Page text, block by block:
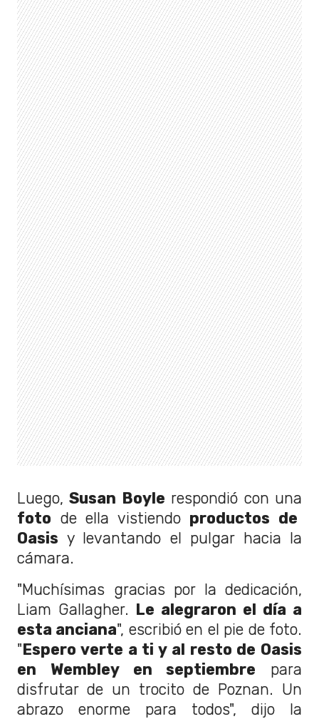
Luego,Susan Boyle respondió con una
foto de ella vistiendo productos de
Oasis y levantando el pulgar hacia la
cámara.
"Muchísimas gracias por la dedicación,
Liam Gallagher. Le alegraron el día a
esta anciana", escribió en el pie de foto.
"Espero verte a ti y al resto de Oasis
en Wembley en septiembre para
disfrutar de un trocito de Poznan. Un
abrazo enorme para todos", dijo la